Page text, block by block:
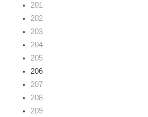
201
202
203
204
205
206
207
208
209